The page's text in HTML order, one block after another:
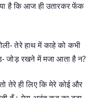
है कि आज ही उतारकर फेंक
तेरे हाथ में काहे को कभी
रखने में मजा आता है न?
तेरे ही लिए कि मेरे कोई और